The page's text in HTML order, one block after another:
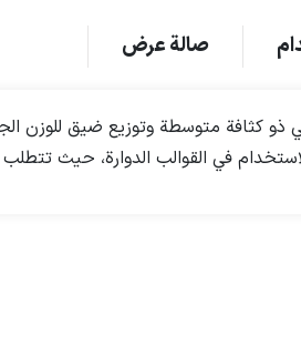
صالة عرض
في القوالب الدوارة، حيث تتطلب